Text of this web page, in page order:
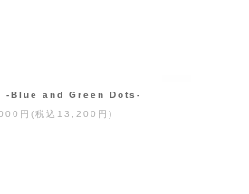
-Blue and Green Dots-
円(税込13,200円)